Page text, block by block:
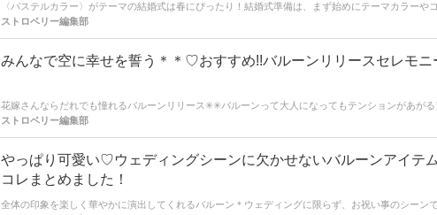
〈パステルカラー〉がテーマの結婚式は春にぴったり！結婚式準備は、まず始めにテーマカラーや
選びや装飾、ドレスなどがスムーズに決まりますし、式全体に統一感が出て一気にお洒落な結婚式
ストロベリー編集部
みんなで空に幸せを誓う＊＊♡おすすめ!!バルーンリリースセレモ
花嫁さんならだれでも憧れるバルーンリリース✳︎✳︎バルーンって大人になってもテンションがあが
は先輩花嫁さんたちのバルーンリリースのセレモニースタイルをいくつかご紹介します♡
ストロベリー編集部
やっぱり可愛い♡ウェディングシーンに欠かせないバルーンアイテ
コレまとめました！
全体の印象を楽しく華やかに演出してくれるバルーン＊ウェディングに限らず、お祝い事のシーン